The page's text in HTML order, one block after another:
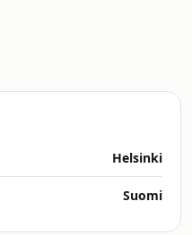
Helsinki
Suomi